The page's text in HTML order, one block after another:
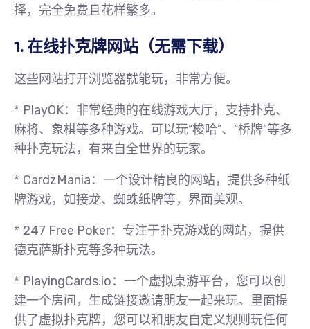
择，完全免费且花样繁多。
1. 在线扑克牌网站（无需下载）
这些网站打开浏览器就能玩，非常方便。
* PlayOK：非常经典的在线游戏大厅，支持扑克、
麻将、象棋等多种游戏。可以玩“梭哈”、“桥牌”等多
种扑克玩法，有来自全世界的玩家。
* CardzMania：一个设计精良的网站，提供多种纸
牌游戏，如接龙、蜘蛛纸牌等，界面美观。
* 247 Free Poker：专注于扑克游戏的网站，提供
德克萨斯扑克等多种玩法。
* PlayingCards.io：一个虚拟桌游平台，您可以创
建一个房间，生成链接邀请朋友一起来玩。里面提
供了虚拟扑克牌，您可以和朋友自定义规则玩任何